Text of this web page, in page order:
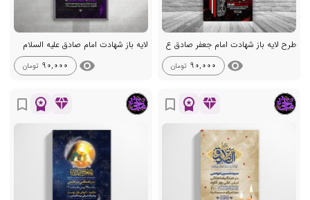
طرح لایه باز شهادت امام جعفر صادق ع
visibility
90,000 تومان
لایه باز شهادت امام صادق علیه السلام
visibility
90,000 تومان
diamond
workspace_premium
bookmark_border
diamond
workspace_premium
bookmark_border